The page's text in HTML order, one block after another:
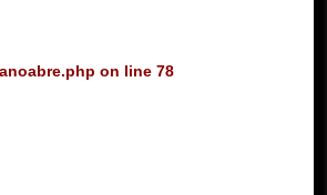
on line78